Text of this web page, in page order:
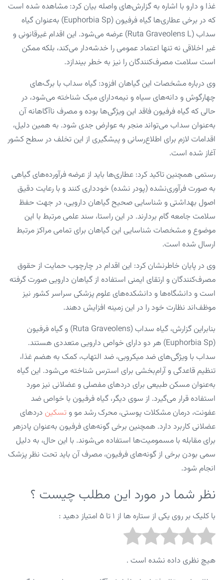
غذا و دارو با اشاره به گزارش‌های واصله بیان کرد: مشاهده شده است
که در برخی عطاری‌ها گیاه فرفیون (Euphorbia Sp) به‌عنوان گیاه
سداب (Ruta Graveolens L) عرضه می‌شود. این اقدام غیرقانونی و
غیر اخلاقی نه تنها اعتماد عمومی را خدشه‌دار می‌کند، بلکه ممکن
است سلامت مصرف‌کنندگان را نیز به خطر بیندازد.
وی درباره مشخصات این گیاهان افزود: گیاه سداب با برگ‌های
چهارگوش و دانه‌های سیاه و نیمه‌دارای میک شناخته می‌شود، در
حالی که گیاه فرفیون فاقد این ویژگی‌ها بوده و مصرف ناآگاهانه آن
به‌عنوان سداب می‌تواند منجر به عوارض جدی شود. به همین دلیل،
اقدامات لازم برای اطلاع‌رسانی و پیشگیری از این تخلف در سطح کشور
آغاز شده است.
رستمی همچنین تاکید کرد: عطاری‌ها باید از عرضه فرآورده‌های گیاهی
به صورت فرآوری‌نشده (پودر نشده) خودداری کنند و با رعایت دقیق
اصول بهداشتی و شناسایی صحیح گیاهان دارویی، در جهت حفظ
سلامت جامعه گام بردارند. در این راستا، سند علمی مرتبط با این
موضوع و مشخصات شناسایی این گیاهان برای تمامی مراکز مرتبط
ارسال شده است.
وی در پایان خاطرنشان کرد: این اقدام در چارچوب حمایت از حقوق
مصرف‌کنندگان و ارتقای ایمنی استفاده از گیاهان دارویی صورت گرفته
است و دانشگاه‌ها و دانشکده‌های علوم پزشکی سراسر کشور نیز
موظف‌اند نظارت خود را در این زمینه افزایش دهند.
بنابراین گزارش، گیاه سداب (Ruta Graveolens) و گیاه فرفیون
(Euphorbia Sp) هر دو دارای خواص دارویی متعددی هستند.
سداب با ویژگی‌های ضد میکروبی، ضد التهاب، کمک به هضم غذا،
تنظیم قاعدگی و آرام‌بخشی برای استرس شناخته می‌شود. این گیاه
به‌عنوان مسکن طبیعی برای دردهای مفصلی و عضلانی نیز مورد
استفاده قرار می‌گیرد. از سوی دیگر، گیاه فرفیون با خواص ضد
عفونت، درمان مشکلات پوستی، محرک رشد مو و تسکین دردهای
عضلانی کاربرد دارد. همچنین برخی گونه‌های فرفیون به‌عنوان پادزهر
برای مقابله با مسمومیت‌ها استفاده می‌شوند. با این حال، به دلیل
سمی بودن برخی از گونه‌های فرفیون، مصرف آن باید تحت نظر پزشک
انجام شود.
نظر شما در مورد این مطلب چیست ؟
با کلیک بر روی یکی از ستاره ها از ۱ تا ۵ امتیاز دهید :
هیچ نظری داده نشده است .